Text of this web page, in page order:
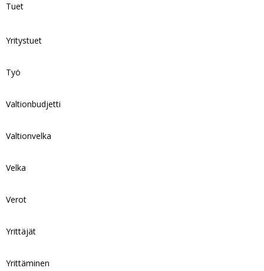
Tuet
Yritystuet
Työ
Valtionbudjetti
Valtionvelka
Velka
Verot
Yrittäjät
Yrittäminen